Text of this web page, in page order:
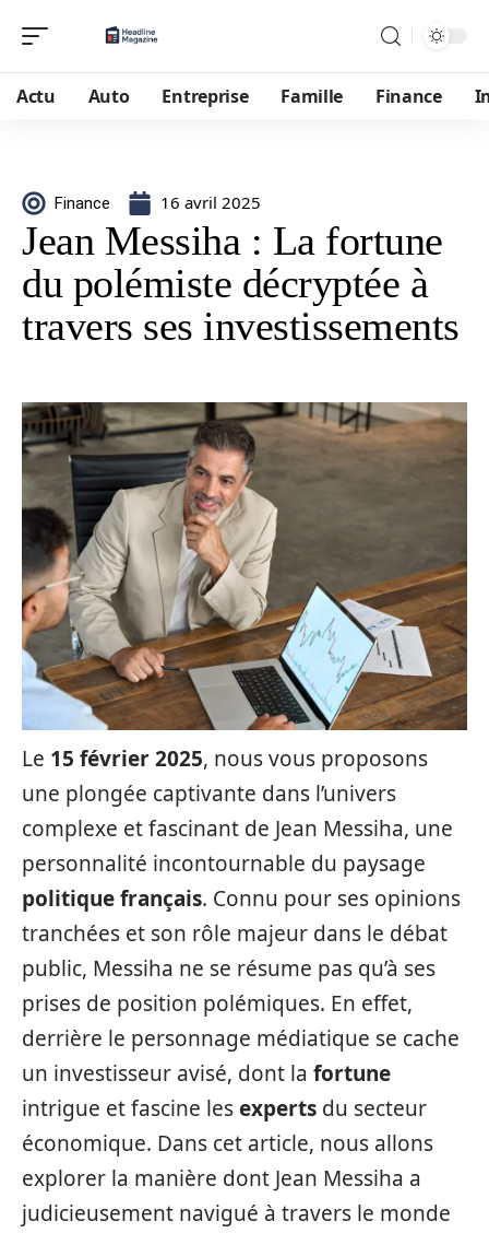
Actu Auto Entreprise Famille Finance
Finance 16 avril 2025
Jean Messiha : La fortune
du polémiste décryptée à
travers ses investissements
Le 15 février 2025, nous vous proposons
une plongée captivante dans l’univers
complexe et fascinant de Jean Messiha, une
personnalité incontournable du paysage
politique français. Connu pour ses opinions
tranchées et son rôle majeur dans le débat
public, Messiha ne se résume pas qu’à ses
prises de position polémiques. En effet,
derrière le personnage médiatique se cache
un investisseur avisé, dont la fortune
intrigue et fascine lesexperts du secteur
économique. Dans cet article, nous allons
explorer la manière dont Jean Messiha a
judicieusement navigué à travers le monde